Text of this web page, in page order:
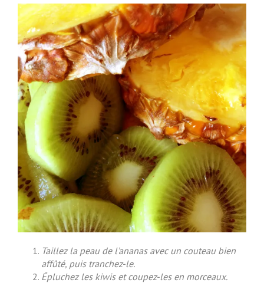
Taillez la peau de l’ananas avec un couteau bien
affûté, puis tranchez-le.
Épluchez les kiwis et coupez-les en morceaux.